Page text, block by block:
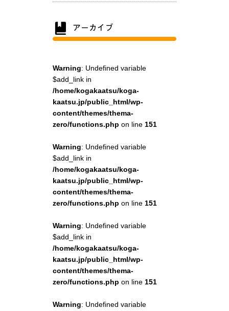
Warning: Undefined variable
$add_link in
/home/kogakaatsu/koga-
kaatsu.jp/public_html/wp-
content/themes/thema-
zero/functions.php on line 151
Warning: Undefined variable
$add_link in
/home/kogakaatsu/koga-
kaatsu.jp/public_html/wp-
content/themes/thema-
zero/functions.php on line 151
Warning: Undefined variable
$add_link in
/home/kogakaatsu/koga-
kaatsu.jp/public_html/wp-
content/themes/thema-
zero/functions.php on line 151
Warning: Undefined variable